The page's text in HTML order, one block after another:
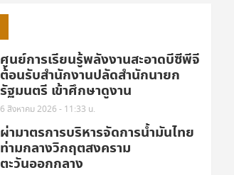
ศูนย์การเรียนรู้พลังงานสะอาดบีซีพีจี
ต้อนรับสำนักงานปลัดสำนักนายก
รัฐมนตรี เข้าศึกษาดูงาน
6 สิงหาคม 2026 - 11:33 น.
ผ่ามาตรการบริหารจัดการน้ำมันไทย
ท่ามกลางวิกฤตสงคราม
ตะวันออกกลาง